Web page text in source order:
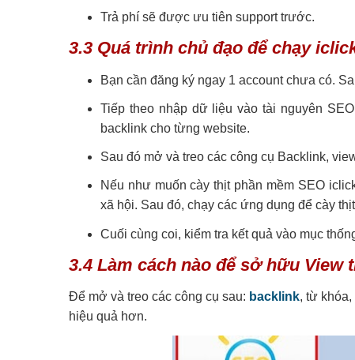
Trả phí sẽ được ưu tiên support trước.
3.3 Quá trình chủ đạo để chạy
Bạn cần đăng ký ngay 1 account chưa có.
Tiếp theo nhập dữ liệu vào tài nguyên
backlink cho từng website.
Sau đó mở và treo các công cụ Backlink,
Nếu như muốn cày thịt phần mềm SEO
xã hội. Sau đó, chạy các ứng dụng để cày
Cuối cùng coi, kiểm tra kết quả vào mục
3.4 Làm cách nào để sở hữu View
Để mở và treo các công cụ sau: backlink, từ
hiệu quả hơn.